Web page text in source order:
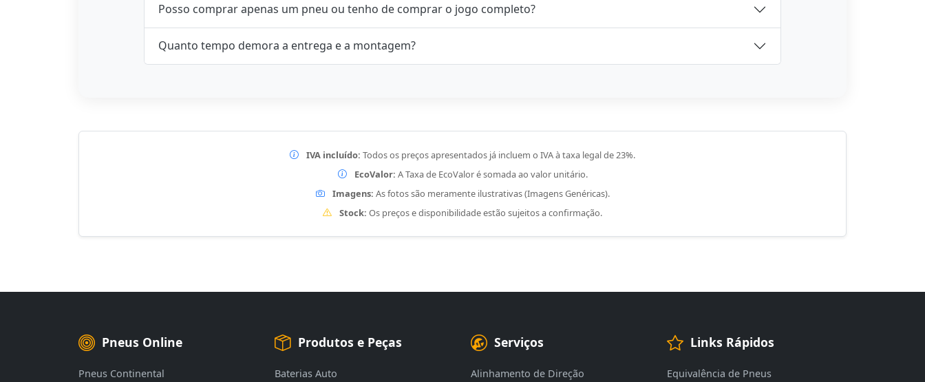
Posso comprar apenas um pneu ou tenho de comprar o jogo completo?
Quanto tempo demora a entrega e a montagem?
IVA incluído: Todos os preços apresentados já incluem o IVA à taxa legal de 23%.
EcoValor: A Taxa de EcoValor é somada ao valor unitário.
Imagens: As fotos são meramente ilustrativas (Imagens Genéricas).
Stock: Os preços e disponibilidade estão sujeitos a confirmação.
Pneus Online
Pneus Continental
Produtos e Peças
Baterias Auto
Serviços
Alinhamento de Direção
Links Rápidos
Equivalência de Pneus